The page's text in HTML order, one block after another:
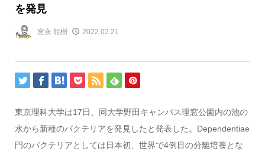
を発見
宮永 龍樹 2022.02.21
東京理科大学は17日、同大学野田キャンパス理窓公園内の池の
水から新種のバクテリアを発見したと発表した。Dependentiae
門のバクテリアとしては日本初、世界で4例目の分離培養とな